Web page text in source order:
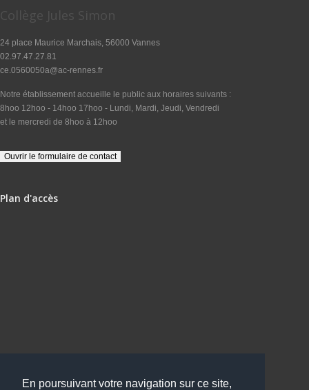
En poursuivant votre navigation sur ce site,
Collège Jules Simon
24 place Maurice Marchais, 56000 Vannes
02.97.47.27.81
ce.0560050a@ac-rennes.fr
Notre établissement accueille le public aux horaires suivants :
8hoo 12hoo - 14hoo 17hoo - Lundi, Mardi, Jeudi, Vendredi
et le mercredi de 8hoo à 12hoo
Plan d'accès